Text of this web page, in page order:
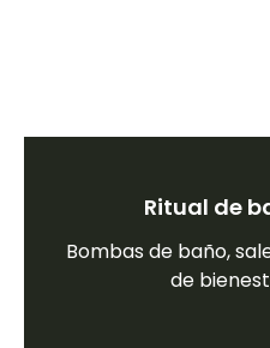
Ritual de
Bombas de baño,
de